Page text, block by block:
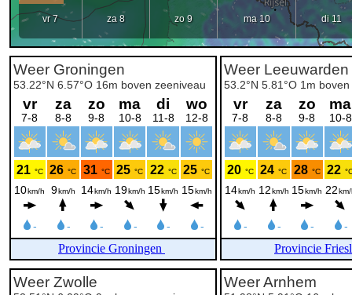
Provincie Groningen Provincie